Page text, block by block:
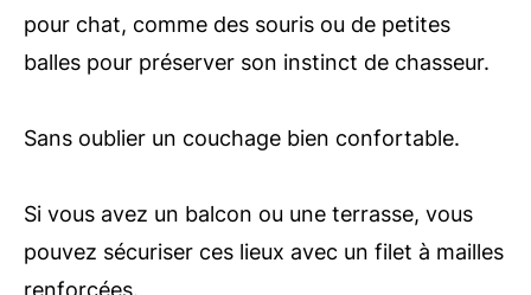
pour chat, comme des souris ou de petites
balles pour préserver son instinct de chasseur.
Sans oublier un couchage bien confortable.
Si vous avez un balcon ou une terrasse, vous
pouvez sécuriser ces lieux avec un filet à mailles
renforcées.